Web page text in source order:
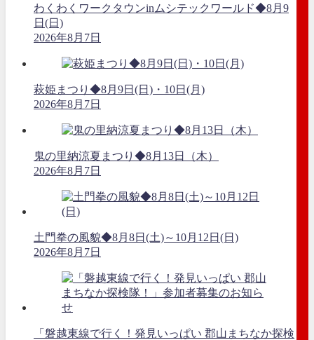
わくわくワークタウンinムシテックワールド◆8月9
日(日)
2026年8月7日
萩姫まつり◆8月9日(日)・10日(月)
2026年8月7日
鬼の里納涼夏まつり◆8月13日（木）
2026年8月7日
土門拳の風貌◆8月8日(土)～10月12日(日)
2026年8月7日
「磐越東線で行く！発見いっぱい 郡山まちなか探検